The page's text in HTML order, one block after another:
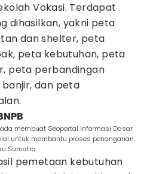
Vokasi. Terdapat
dihasilkan, yakni peta
dan shelter, peta
peta kebutuhan, peta
peta perbandingan
dan peta
membuat Geoportal Informasi Dasar
untuk membantu proses penanganan
Sumatra.
pemetaan kebutuhan